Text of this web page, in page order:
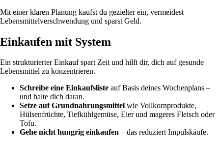
Mit einer klaren Planung kaufst du gezielter ein, vermeidest
Lebensmittelverschwendung und sparst Geld.
Einkaufen mit System
Ein strukturierter Einkauf spart Zeit und hilft dir, dich auf gesunde
Lebensmittel zu konzentrieren.
Schreibe eine Einkaufsliste auf Basis deines Wochenplans –
und halte dich daran.
Setze auf Grundnahrungsmittel wie Vollkornprodukte,
Hülsenfrüchte, Tiefkühlgemüse, Eier und mageres Fleisch oder
Tofu.
Gehe nicht hungrig einkaufen – das reduziert Impulskäufe.